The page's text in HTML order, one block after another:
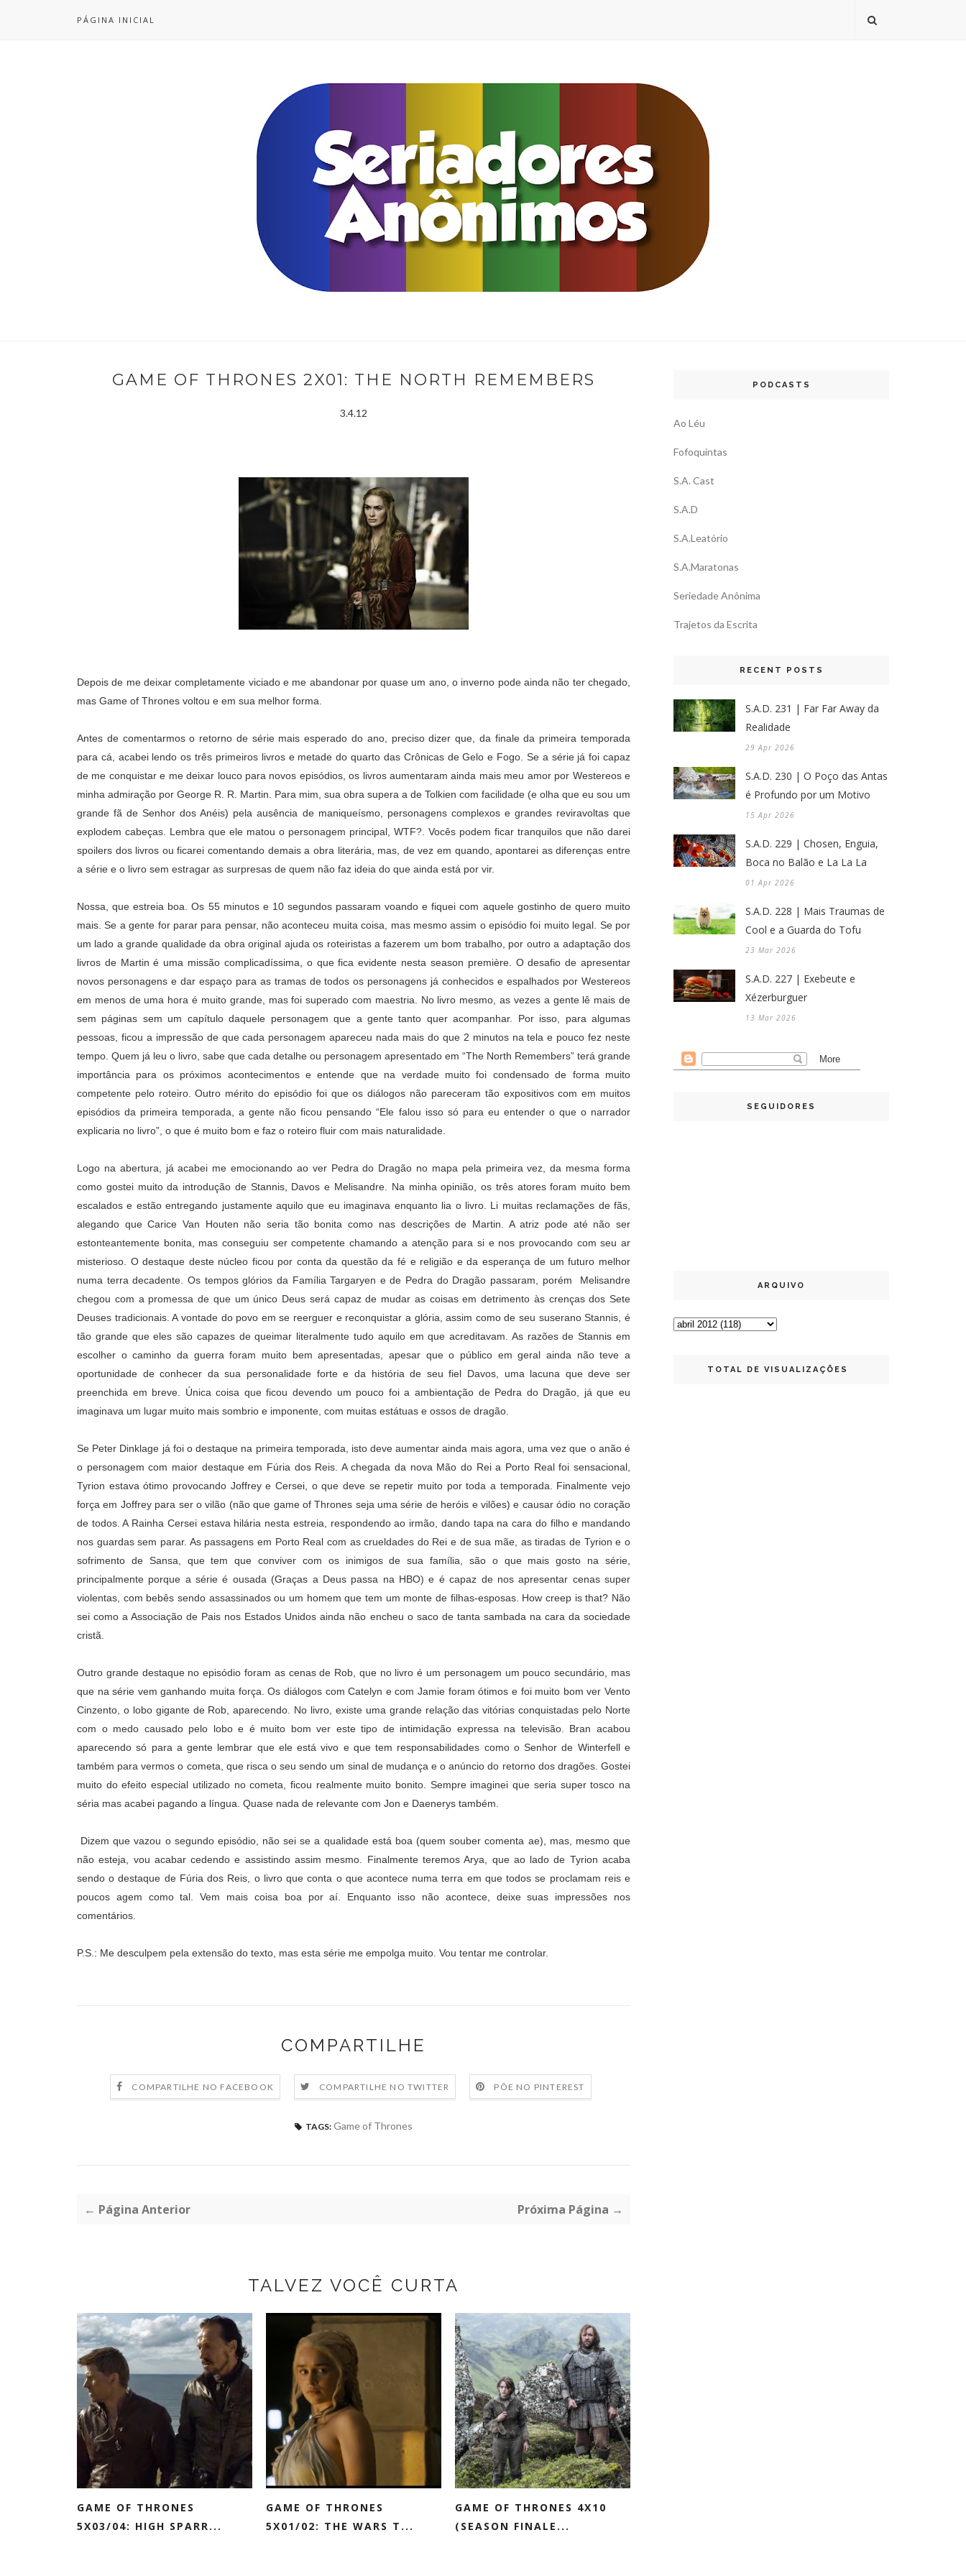
PÁGINA INICIAL
GAME OF THRONES 2X01: THE NORTH REMEMBERS
3.4.12
Depois de me deixar completamente viciado e me abandonar por quase um ano, o inverno pode ainda não ter chegado,
mas Game of Thrones voltou e em sua melhor forma.
Antes de comentarmos o retorno de série mais esperado do ano, preciso dizer que, da finale da primeira temporada
para cá, acabei lendo os três primeiros livros e metade do quarto das Crônicas de Gelo e Fogo. Se a série já foi capaz
de me conquistar e me deixar louco para novos episódios, os livros aumentaram ainda mais meu amor por Westereos e
minha admiração por George R. R. Martin. Para mim, sua obra supera a de Tolkien com facilidade (e olha que eu sou um
grande fã de Senhor dos Anéis) pela ausência de maniqueísmo, personagens complexos e grandes reviravoltas que
explodem cabeças. Lembra que ele matou o personagem principal, WTF?. Vocês podem ficar tranquilos que não darei
spoilers dos livros ou ficarei comentando demais a obra literária, mas, de vez em quando, apontarei as diferenças entre
a série e o livro sem estragar as surpresas de quem não faz ideia do que ainda está por vir.
Nossa, que estreia boa. Os 55 minutos e 10 segundos passaram voando e fiquei com aquele gostinho de quero muito
mais. Se a gente for parar para pensar, não aconteceu muita coisa, mas mesmo assim o episódio foi muito legal. Se por
um lado a grande qualidade da obra original ajuda os roteiristas a fazerem um bom trabalho, por outro a adaptação dos
livros de Martin é uma missão complicadíssima, o que fica evidente nesta season première. O desafio de apresentar
novos personagens e dar espaço para as tramas de todos os personagens já conhecidos e espalhados por Westereos
em menos de uma hora é muito grande, mas foi superado com maestria. No livro mesmo, as vezes a gente lê mais de
sem páginas sem um capítulo daquele personagem que a gente tanto quer acompanhar. Por isso, para algumas
pessoas, ficou a impressão de que cada personagem apareceu nada mais do que 2 minutos na tela e pouco fez neste
tempo. Quem já leu o livro, sabe que cada detalhe ou personagem apresentado em “The North Remembers” terá grande
importância para os próximos acontecimentos e entende que na verdade muito foi condensado de forma muito
competente pelo roteiro. Outro mérito do episódio foi que os diálogos não pareceram tão expositivos com em muitos
episódios da primeira temporada, a gente não ficou pensando “Ele falou isso só para eu entender o que o narrador
explicaria no livro”, o que é muito bom e faz o roteiro fluir com mais naturalidade.
Logo na abertura, já acabei me emocionando ao ver Pedra do Dragão no mapa pela primeira vez, da mesma forma
como gostei muito da introdução de Stannis, Davos e Melisandre. Na minha opinião, os três atores foram muito bem
escalados e estão entregando justamente aquilo que eu imaginava enquanto lia o livro. Li muitas reclamações de fãs,
alegando que Carice Van Houten não seria tão bonita como nas descrições de Martin. A atriz pode até não ser
estonteantemente bonita, mas conseguiu ser competente chamando a atenção para si e nos provocando com seu ar
misterioso. O destaque deste núcleo ficou por conta da questão da fé e religião e da esperança de um futuro melhor
numa terra decadente. Os tempos glórios da Família Targaryen e de Pedra do Dragão passaram, porém Melisandre
chegou com a promessa de que um único Deus será capaz de mudar as coisas em detrimento às crenças dos Sete
Deuses tradicionais. A vontade do povo em se reerguer e reconquistar a glória, assim como de seu suserano Stannis, é
tão grande que eles são capazes de queimar literalmente tudo aquilo em que acreditavam. As razões de Stannis em
escolher o caminho da guerra foram muito bem apresentadas, apesar que o público em geral ainda não teve a
oportunidade de conhecer da sua personalidade forte e da história de seu fiel Davos, uma lacuna que deve ser
preenchida em breve. Única coisa que ficou devendo um pouco foi a ambientação de Pedra do Dragão, já que eu
imaginava um lugar muito mais sombrio e imponente, com muitas estátuas e ossos de dragão.
Se Peter Dinklage já foi o destaque na primeira temporada, isto deve aumentar ainda mais agora, uma vez que o anão é
o personagem com maior destaque em Fúria dos Reis. A chegada da nova Mão do Rei a Porto Real foi sensacional,
Tyrion estava ótimo provocando Joffrey e Cersei, o que deve se repetir muito por toda a temporada. Finalmente vejo
força em Joffrey para ser o vilão (não que game of Thrones seja uma série de heróis e vilões) e causar ódio no coração
de todos. A Rainha Cersei estava hilária nesta estreia, respondendo ao irmão, dando tapa na cara do filho e mandando
nos guardas sem parar. As passagens em Porto Real com as crueldades do Rei e de sua mãe, as tiradas de Tyrion e o
sofrimento de Sansa, que tem que conviver com os inimigos de sua família, são o que mais gosto na série,
principalmente porque a série é ousada (Graças a Deus passa na HBO) e é capaz de nos apresentar cenas super
violentas, com bebês sendo assassinados ou um homem que tem um monte de filhas-esposas. How creep is that? Não
sei como a Associação de Pais nos Estados Unidos ainda não encheu o saco de tanta sambada na cara da sociedade
cristã.
Outro grande destaque no episódio foram as cenas de Rob, que no livro é um personagem um pouco secundário, mas
que na série vem ganhando muita força. Os diálogos com Catelyn e com Jamie foram ótimos e foi muito bom ver Vento
Cinzento, o lobo gigante de Rob, aparecendo. No livro, existe uma grande relação das vitórias conquistadas pelo Norte
com o medo causado pelo lobo e é muito bom ver este tipo de intimidação expressa na televisão. Bran acabou
aparecendo só para a gente lembrar que ele está vivo e que tem responsabilidades como o Senhor de Winterfell e
também para vermos o cometa, que risca o seu sendo um sinal de mudança e o anúncio do retorno dos dragões. Gostei
muito do efeito especial utilizado no cometa, ficou realmente muito bonito. Sempre imaginei que seria super tosco na
séria mas acabei pagando a língua. Quase nada de relevante com Jon e Daenerys também.
Dizem que vazou o segundo episódio, não sei se a qualidade está boa (quem souber comenta ae), mas, mesmo que
não esteja, vou acabar cedendo e assistindo assim mesmo. Finalmente teremos Arya, que ao lado de Tyrion acaba
sendo o destaque de Fúria dos Reis, o livro que conta o que acontece numa terra em que todos se proclamam reis e
poucos agem como tal. Vem mais coisa boa por aí. Enquanto isso não acontece, deixe suas impressões nos
comentários.
P.S.: Me desculpem pela extensão do texto, mas esta série me empolga muito. Vou tentar me controlar.
COMPARTILHE
COMPARTILHE NO FACEBOOK COMPARTILHE NO TWITTER PÕE NO PINTEREST
TAGS: Game of Thrones
← Página Anterior Próxima Página →
TALVEZ VOCÊ CURTA
GAME OF THRONES
5X03/04: HIGH SPARR...
GAME OF THRONES
5X01/02: THE WARS T...
GAME OF THRONES 4X10
(SEASON FINALE...
PODCASTS
Ao Léu
Fofoquintas
S.A. Cast
S.A.D
S.A.Leatório
S.A.Maratonas
Seriedade Anônima
Trajetos da Escrita
RECENT POSTS
S.A.D. 231 | Far Far Away da
Realidade
29 Apr 2026
S.A.D. 230 | O Poço das Antas
é Profundo por um Motivo
15 Apr 2026
S.A.D. 229 | Chosen, Enguia,
Boca no Balão e La La La
01 Apr 2026
S.A.D. 228 | Mais Traumas de
Cool e a Guarda do Tofu
23 Mar 2026
S.A.D. 227 | Exebeute e
Xézerburguer
13 Mar 2026
SEGUIDORES
ARQUIVO
TOTAL DE VISUALIZAÇÕES